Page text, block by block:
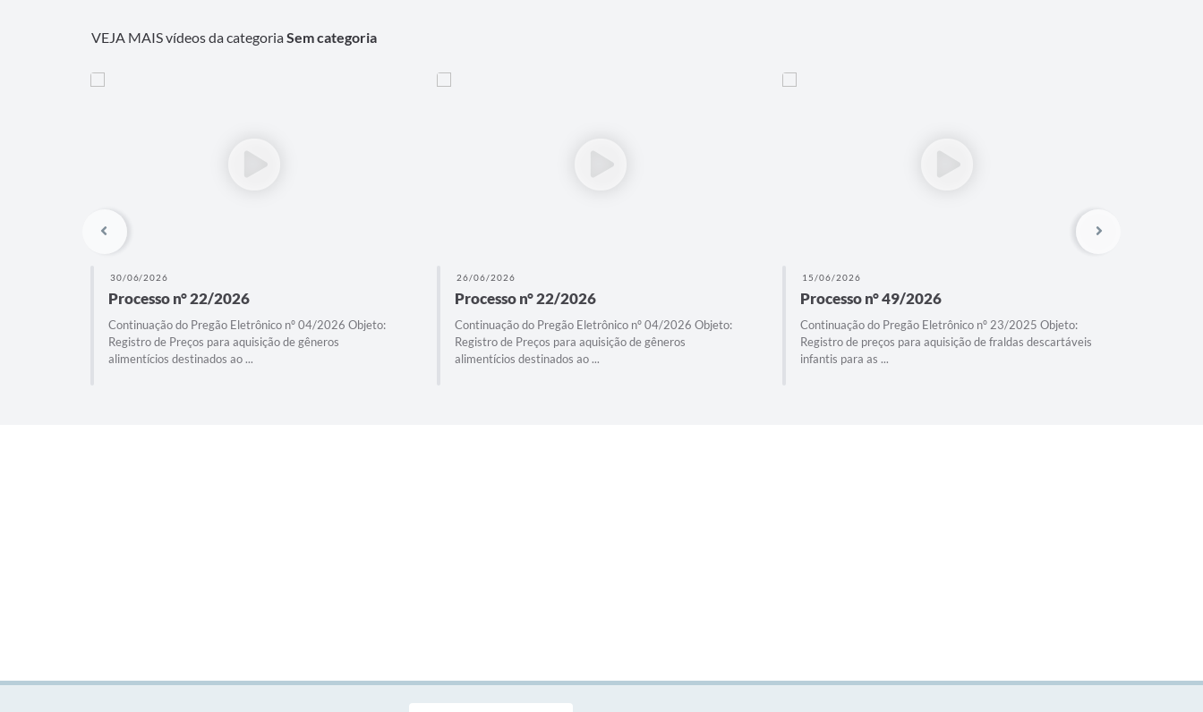
VEJA MAIS vídeos da categoriaSem categoria
30/06/2026
Processo n° 22/2026
Continuação do Pregão Eletrônico nº 04/2026 Objeto:
Registro de Preços para aquisição de gêneros
alimentícios destinados ao ...
26/06/2026
Processo n° 22/2026
Continuação do Pregão Eletrônico nº 04/2026 Objeto:
Registro de Preços para aquisição de gêneros
alimentícios destinados ao ...
15/06/2026
Processo n° 49/2026
Continuação do Pregão Eletrônico nº 23/2025 Objeto:
Registro de preços para aquisição de fraldas descartáveis
infantis para as ...